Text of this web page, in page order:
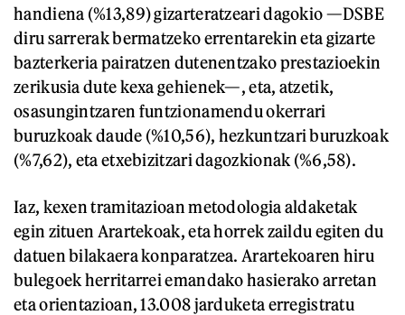
handiena (%13,89) gizarteratzeari dagokio —DSBE
diru sarrerak bermatzeko errentarekin eta gizarte
bazterkeria pairatzen dutenentzako prestazioekin
zerikusia dute kexa gehienek—, eta, atzetik,
osasungintzaren funtzionamendu okerrari
buruzkoak daude (%10,56), hezkuntzari buruzkoak
(%7,62), eta etxebizitzari dagozkionak (%6,58).
Iaz, kexen tramitazioan metodologia aldaketak
egin zituen Arartekoak, eta horrek zaildu egiten du
datuen bilakaera konparatzea. Arartekoaren hiru
bulegoek herritarrei emandako hasierako arretan
eta orientazioan, 13.008 jarduketa erregistratu